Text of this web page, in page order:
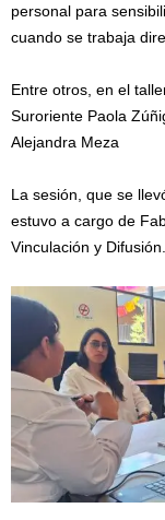
personal para
cuando se trabaja
Entre otros, en el
Suroriente Paola
Alejandra Meza
La sesión, que se
estuvo a cargo de
Vinculación y Difusión.